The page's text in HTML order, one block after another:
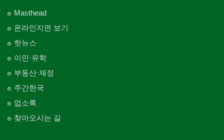
Masthead
온라인지면 보기
핫뉴스
이민·유학
부동산·재정
주간한국
업소록
찾아오시는 길